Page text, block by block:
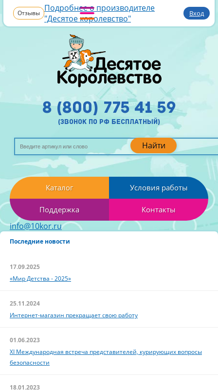
Отзывы Подробнее о производителе
"Десятое королевство"
Вход
Найти
8 (800) 775 41 59
(звонок по рф бесплатный)
Каталог Условия работы
Поддержка Контакты
info@10kor.ru
Последние новости
17.09.2025
«Мир Детства - 2025»
25.11.2024
Интернет-магазин прекращает свою работу
01.06.2023
XI Международная встреча представителей, курирующих вопросы
безопасности
18.01.2023